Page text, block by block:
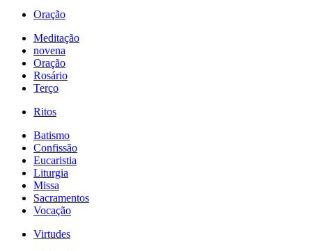
Oração
Meditação
novena
Oração
Rosário
Terço
Ritos
Batismo
Confissão
Eucaristia
Liturgia
Missa
Sacramentos
Vocação
Virtudes